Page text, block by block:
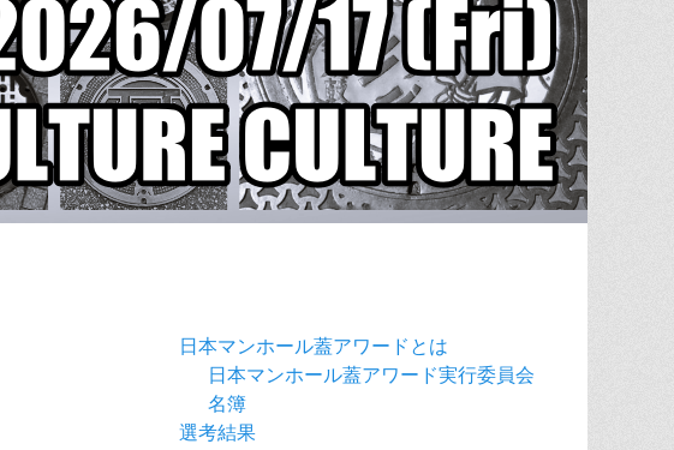
日本マンホール蓋アワードとは
日本マンホール蓋アワード実行委員会
名簿
選考結果